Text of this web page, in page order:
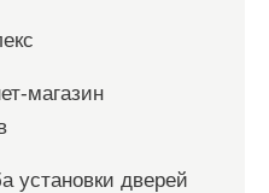
магазин
установки дверей